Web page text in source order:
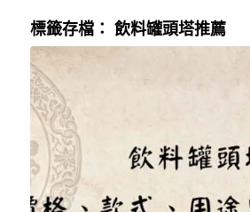
標籤存檔： 飲料罐頭塔推薦